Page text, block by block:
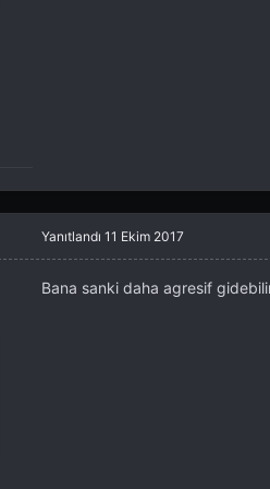
Yanıtlandı 11 Ekim 2017
Bana sanki daha agresif